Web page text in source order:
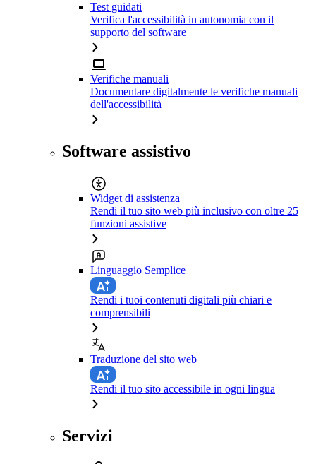
Test guidati
Verifica l'accessibilità in autonomia con il
supporto del software
Verifiche manuali
Documentare digitalmente le verifiche manuali
dell'accessibilità
Software assistivo
Widget di assistenza
Rendi il tuo sito web più inclusivo con oltre 25
funzioni assistive
Linguaggio Semplice
Rendi i tuoi contenuti digitali più chiari e
comprensibili
Traduzione del sito web
Rendi il tuo sito accessibile in ogni lingua
Servizi